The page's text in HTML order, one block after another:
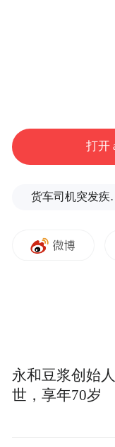
目的在于借助
共交通网络，
准地传递给广
文旅为纽带，
打开
货车司机突发疾病
永和豆浆创始
世，享年70岁